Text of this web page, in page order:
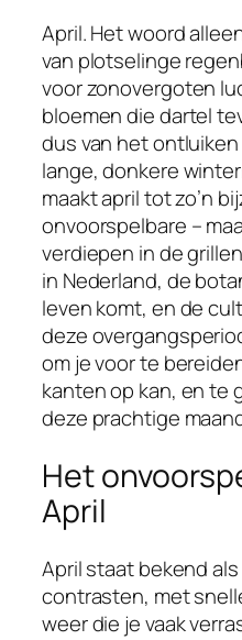
April. Het woord
van plotselinge
voor zonovergoten
bloemen die dartel
dus van het
lange, donkere
maakt april tot zo’n
onvoorspelbare –
verdiepen in de
in Nederland, de
leven komt, en de
deze
om je voor te
kanten op kan, en te
deze prachtige
Het
April
April staat bekend
contrasten, met
weer die je vaak